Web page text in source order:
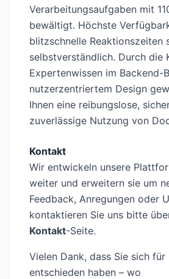
Verarbeitungsaufgaben mit
bewältigt. Höchste
blitzschnelle Reaktionszeiten
selbstverständlich. Durch die
Expertenwissen im Backend-
nutzerzentriertem Design
Ihnen eine reibungslose,
zuverlässige Nutzung von
Kontakt
Wir entwickeln unsere
weiter und erweitern sie um
Feedback, Anregungen oder
kontaktieren Sie uns bitte
Kontakt-Seite.
Vielen Dank, dass Sie sich für
entschieden haben – wo